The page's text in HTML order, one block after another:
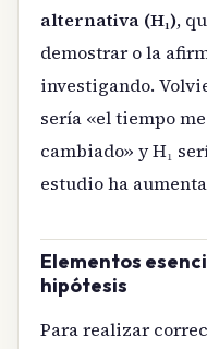
alternativa (H₁),
demostrar o la
investigando.
sería «el tiempo
cambiado» y H₁
estudio ha
Elementos
hipótesis
Para realizar